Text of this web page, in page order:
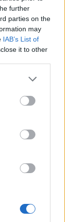
further
parties on the
may
IAB’s List of
it to other
Google
may click to
tags to
Google
contro
I Centri
delle
persone
ecc. Per
il naso con
può
frequente
nella
rimarrà